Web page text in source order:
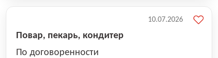
Повар, пекарь, кондитер
По договоренности
10.07.2026